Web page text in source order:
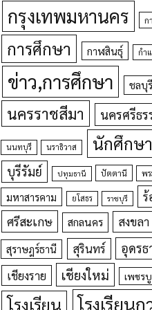
กรุงเทพมหานคร ก
การศึกษา กาฬสินธุ์ กำ
ข่าว,การศึกษา ชลบุรี
นครราชสีมา นครศรีธร
นนทบุรี นราธิวาส นักศึกษา
บุรีรัมย์ ปทุมธานี ปัตตานี พ
มหาสารคาม ยโสธร ราชบุรี ร้
ศรีสะเกษ สกลนคร สงขลา
สุราษฎร์ธานี สุรินทร์ อุดร
เชียงราย เชียงใหม่ เพชร
โรงเรียน โรงเรียน